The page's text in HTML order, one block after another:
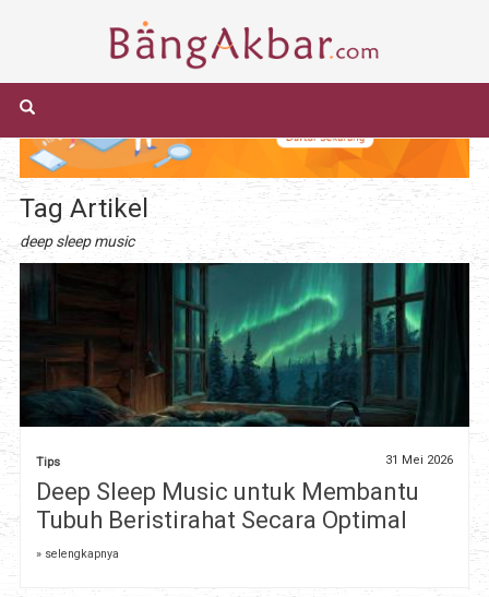
Tag Artikel
deep sleep music
Tips 31 Mei 2026
Deep Sleep Music untuk Membantu
Tubuh Beristirahat Secara Optimal
» selengkapnya